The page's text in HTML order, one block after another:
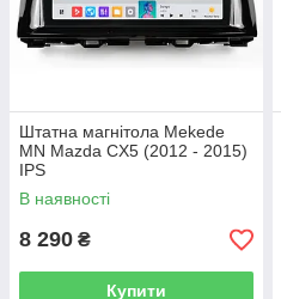
Штатна магнітола Mekede
MN Mazda CX5 (2012 - 2015)
IPS
В наявності
8 290 ₴
Купити